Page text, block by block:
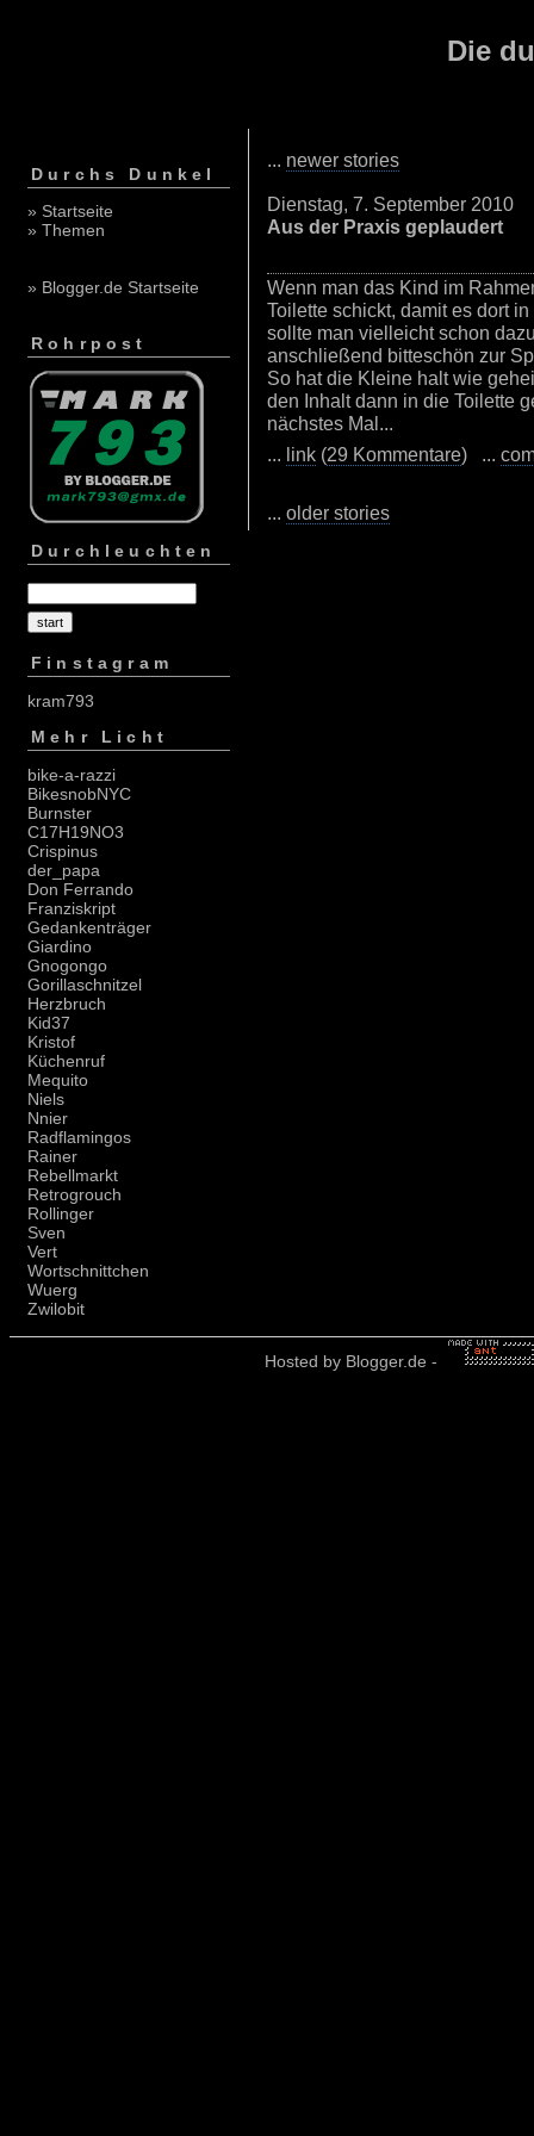
Die
Durchs Dunkel
» Startseite
» Themen
» Blogger.de Startseite
Rohrpost
Durchleuchten
Finstagram
kram793
Mehr Licht
bike-a-razzi
BikesnobNYC
Burnster
C17H19NO3
Crispinus
der_papa
Don Ferrando
Franziskript
Gedankenträger
Giardino
Gnogongo
Gorillaschnitzel
Herzbruch
Kid37
Kristof
Küchenruf
Mequito
Niels
Nnier
Radflamingos
Rainer
Rebellmarkt
Retrogrouch
Rollinger
Sven
Vert
Wortschnittchen
Wuerg
Zwilobit
... newer stories
Dienstag, 7. September 2010
Aus der Praxis geplaudert
Wenn man das Kind im
Toilette schickt, damit es dort
sollte man vielleicht schon
anschließend bitteschön zur
So hat die Kleine halt wie
den Inhalt dann in die Toilette
nächstes Mal...
... link (29 Kommentare) ...
... older stories
Hosted by Blogger.de -